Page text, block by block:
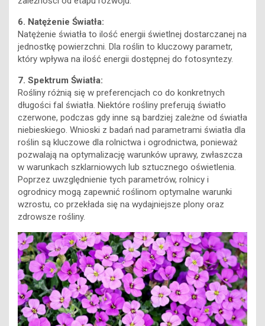
6. Natężenie Światła:
Natężenie światła to ilość energii świetlnej dostarczanej na
jednostkę powierzchni. Dla roślin to kluczowy parametr,
który wpływa na ilość energii dostępnej do fotosyntezy.
7. Spektrum Światła:
Rośliny różnią się w preferencjach co do konkretnych
długości fal światła. Niektóre rośliny preferują światło
czerwone, podczas gdy inne są bardziej zależne od światła
niebieskiego. Wnioski z badań nad parametrami światła dla
roślin są kluczowe dla rolnictwa i ogrodnictwa, ponieważ
pozwalają na optymalizację warunków uprawy, zwłaszcza
w warunkach szklarniowych lub sztucznego oświetlenia.
Poprzez uwzględnienie tych parametrów, rolnicy i
ogrodnicy mogą zapewnić roślinom optymalne warunki
wzrostu, co przekłada się na wydajniejsze plony oraz
zdrowsze rośliny.